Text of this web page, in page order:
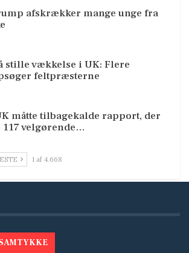
afskrækker mange unge fra
stille vækkelse i UK: Flere
feltpræsterne
måtte tilbagekalde rapport, der
velgørende…
1 af 4.668